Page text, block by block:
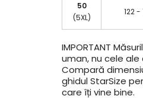
50
(5XL)
122 -
IMPORTANT
uman, nu cele
Compară
ghidul StarSize
care îți vine bine.